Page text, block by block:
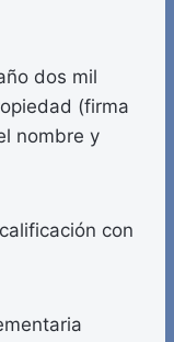
dos mil
(firma
nombre y
con